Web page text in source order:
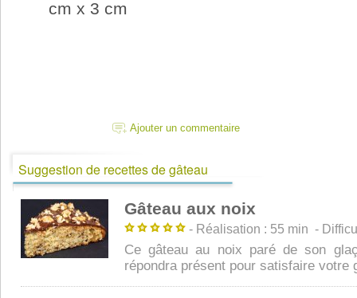
cm x 3 cm
Ajouter un commentaire
Suggestion de recettes de gâteau
Gâteau aux noix
- Réalisation : 55 min -
Ce gâteau au noix paré de son
répondra présent pour satisfaire votre